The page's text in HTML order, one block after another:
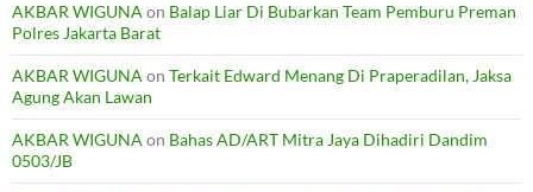
AKBAR WIGUNA on Balap Liar Di Bubarkan Team Pemburu Preman
Polres Jakarta Barat
AKBAR WIGUNA on Terkait Edward Menang Di Praperadilan, Jaksa
Agung Akan Lawan
AKBAR WIGUNA on Bahas AD/ART Mitra Jaya Dihadiri Dandim
0503/JB